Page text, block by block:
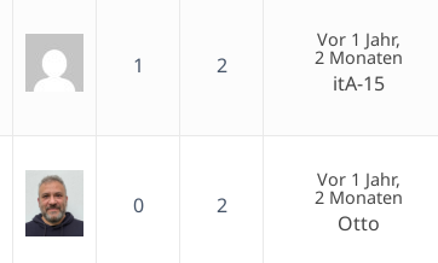
1 2
Vor 1 Jahr,
2 Monaten
itA-15
0 2
Vor 1 Jahr,
2 Monaten
Otto